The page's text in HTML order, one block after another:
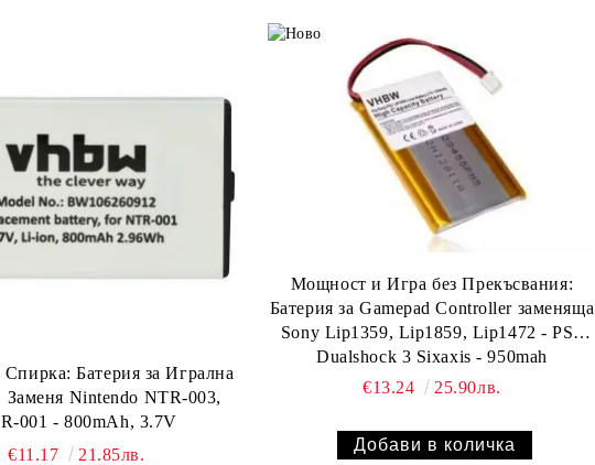
Батерия за Игрална
Заменя Nintendo NTR-003,
001 - 800mAh, 3.7V
€11.17
21.85лв.
Мощност и Игра без Прекъсвания:
Батерия за Gamepad Controller заменяща
Sony Lip1359, Lip1859, Lip1472 - PS3
Dualshock 3 Sixaxis - 950mah
€13.24
25.90лв.